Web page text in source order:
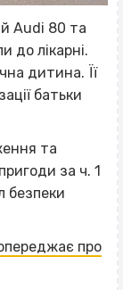
Audi 80 та
до лікарні.
дитина. Її
батьки
та
за ч. 1
безпеки
про